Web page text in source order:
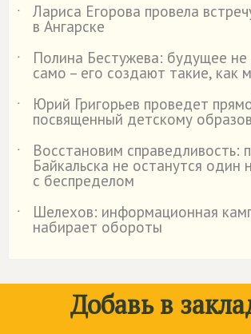
˙ Лариса Егорова провела
в Ангарске
˙
Полина Бестужева: будущее не
само – его создают такие, как
˙
Юрий Григорьев проведет
посвященный детскому
˙
Восстановим справедливость:
Байкальска не останутся один
с беспределом
˙
Шелехов: информационная
набирает обороты
Добавь в